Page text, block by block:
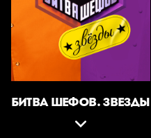
БИТВА ШЕФОВ. ЗВЕЗДЫ